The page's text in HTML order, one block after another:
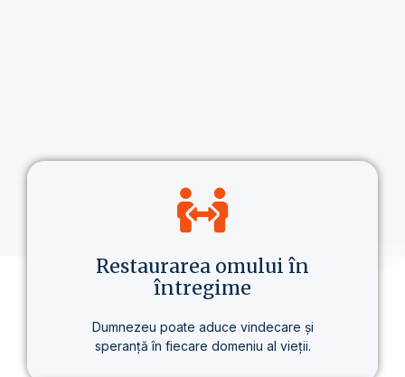
Restaurarea omului în
întregime
Dumnezeu poate aduce vindecare și
speranță în fiecare domeniu al vieții.